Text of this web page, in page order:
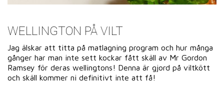
WELLINGTON PÅ VILT
Jag älskar att titta på matlagning program och hur många
gånger har man inte sett kockar fått skäll av Mr Gordon
Ramsey för deras wellingtons! Denna är gjord på viltkött
och skäll kommer ni definitivt inte att få!